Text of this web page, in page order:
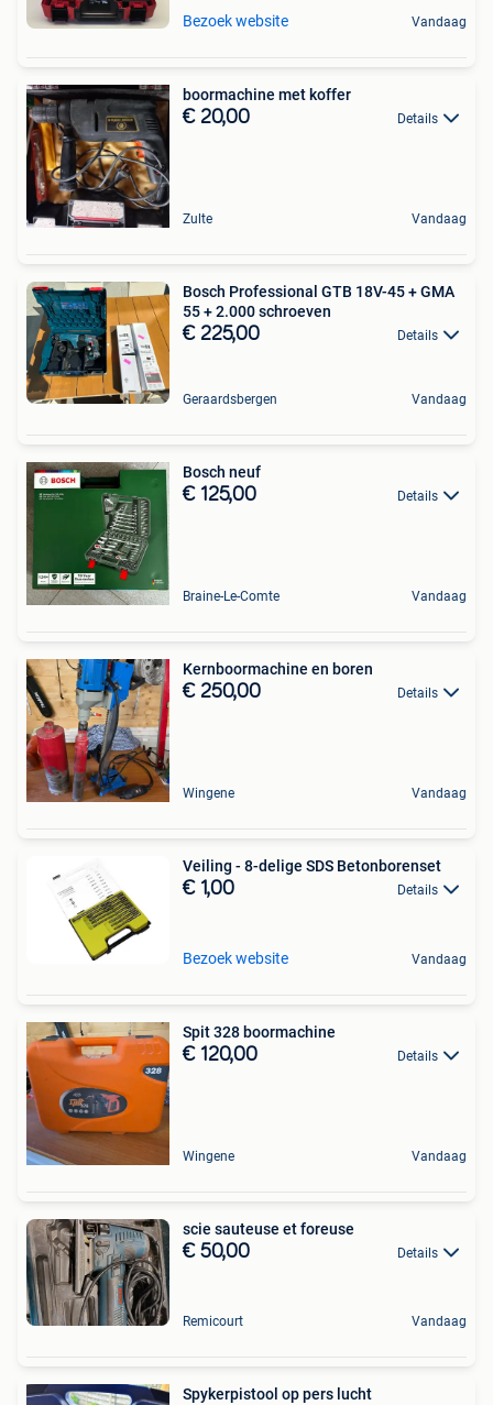
Bezoek website Vandaag
boormachine met koffer
€ 20,00 Details
Zulte Vandaag
Bosch Professional GTB 18V-45 + GMA
55 + 2.000 schroeven
€ 225,00 Details
Geraardsbergen Vandaag
Bosch neuf
€ 125,00 Details
Braine-Le-Comte Vandaag
Kernboormachine en boren
€ 250,00 Details
Wingene Vandaag
Veiling - 8-delige SDS Betonborenset
€ 1,00 Details
Bezoek website Vandaag
Spit 328 boormachine
€ 120,00 Details
Wingene Vandaag
scie sauteuse et foreuse
€ 50,00 Details
Remicourt Vandaag
Spykerpistool op pers lucht